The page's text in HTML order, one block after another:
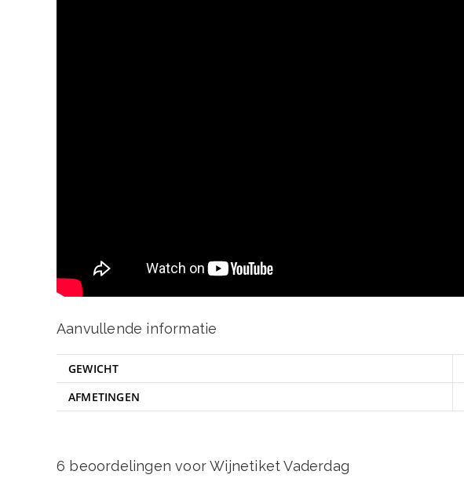
Aanvullende informatie
GEWICHT
AFMETINGEN
6 beoordelingen voorWijnetiket Vaderdag